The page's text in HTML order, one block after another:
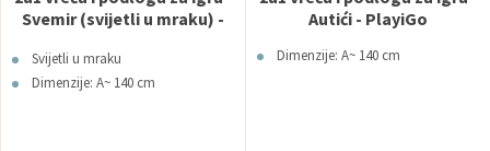
Svemir (svijetli u mraku) -
Svijetli u mraku
Dimenzije: A~ 140 cm
Autići - PlayiGo
Dimenzije: A~ 140 cm